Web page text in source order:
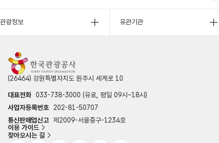
관광정보 유관기관
(26464) 강원특별자치도 원주시 세계로 10
대표전화 033-738-3000 (유료, 평일 09시~18시)
사업자등록번호
202-81-50707
통신판매업신고 제2009-서울중구-1234호
이용 가이드
찾아오시는 길